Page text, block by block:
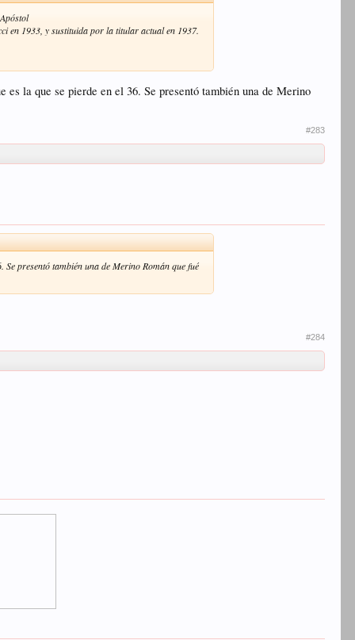
en 1933, y sustituida por la titular actual en 1937.
la que se pierde en el 36. Se presentó también una de Merino
#283
presentó también una de Merino Román que fué
#284